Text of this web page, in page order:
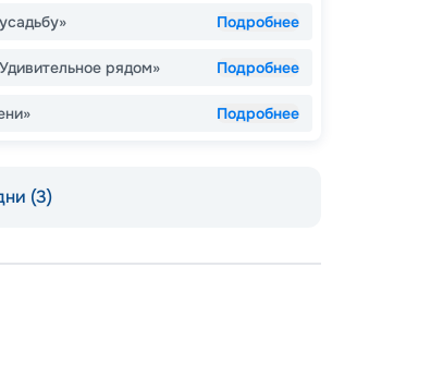
Подробнее
рядом» Подробнее
Подробнее
(3)